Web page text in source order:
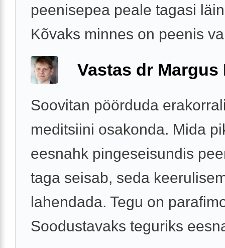
peenisepea peale tagasi
Kõvaks minnes on peenis
Vastas dr Margus
Soovitan pöörduda
meditsiini osakonda. Mida
eesnahk pingeseisundis
taga seisab, seda
lahendada. Tegu on
Soodustavaks teguriks